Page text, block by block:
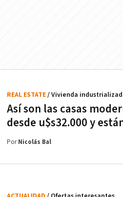
Así son las casas
desde u$s32.000 y
REAL ESTATE/ Vivienda
PorNicolás Bal